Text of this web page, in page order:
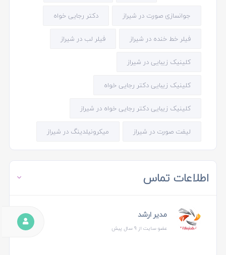
جوانسازی صورت در شیراز دکتر رجایی خواه
فیلر خط خنده در شیراز فیلر لب در شیراز
کلینیک زیبایی در شیراز
کلینیک زیبایی دکتر رجایی خواه
کلینیک زیبایی دکتر رجایی خواه در شیراز
لیفت صورت در شیراز میکرونیلدینگ در شیراز
اطلاعات تماس
مدیر ارشد
عضو سایت از 9 سال پیش